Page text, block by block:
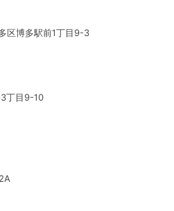
区博多駅前1丁目9-3
丁目9-10